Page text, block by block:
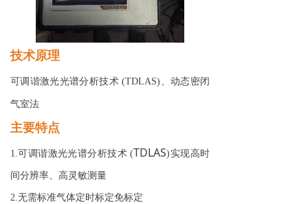
技术原理
可调谐激光光谱分析技术 (TDLAS)、动态密闭
气室法
主要特点
1.可调谐激光光谱分析技术 (TDLAS)实现高时
间分辨率、高灵敏测量
2.无需标准气体定时标定免标定